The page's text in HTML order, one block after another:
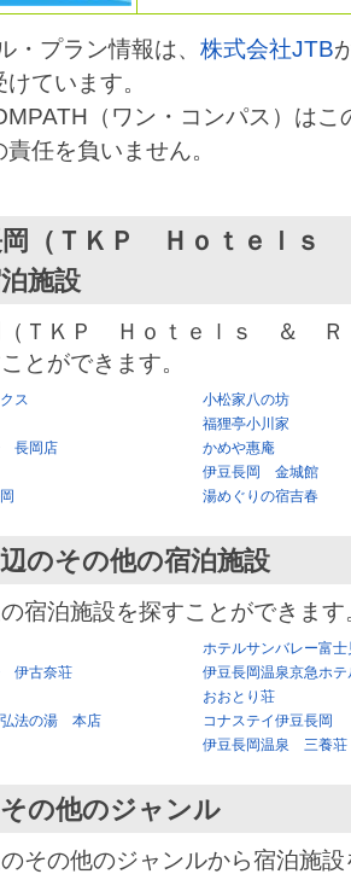
プラン情報は、 株式会社JTB
ています。
（ワン・コンパス）はこ
任を負いません。
岡（ＴＫＰ Ｈｏｔｅｌ
施設
（ＴＫＰ Ｈｏｔｅｌｓ ＆ Ｒ
とができます。
ス
小松家八の坊
福狸亭小川家
長岡店
かめや惠庵
伊豆長岡 金城館
湯めぐりの宿吉春
のその他の宿泊施設
宿泊施設を探すことができます
ホテルサンバレー富士
伊古奈荘
伊豆長岡温泉京急ホテ
おおとり荘
法の湯 本店
コナステイ伊豆長岡
伊豆長岡温泉 三養
その他のジャンル
その他のジャンルから宿泊施